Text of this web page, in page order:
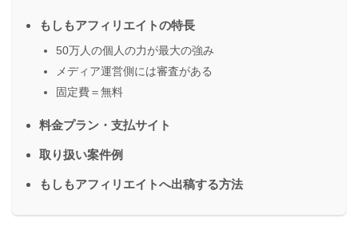
もしもアフィリエイトの特長
50万人の個人の力が最大の強み
メディア運営側には審査がある
固定費＝無料
料金プラン・支払サイト
取り扱い案件例
もしもアフィリエイトへ出稿する方法